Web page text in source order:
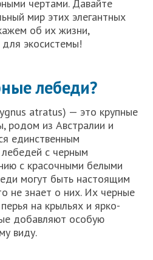
чертами. Давайте
мир этих элегантных
об их жизни,
экосистемы!
лебеди?
atratus) — это крупные
родом из Австралии и
единственным
с черным
с красочными белыми
могут быть настоящим
не знает о них. Их черные
на крыльях и ярко-
добавляют особую
виду.